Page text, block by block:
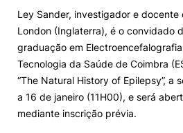
Cooperação Internacional
Sugestões, Elogios, Reclamações
©2026 Instituto Politécnico de Coimbra.
Ley Sander, investigador e docente
London (Inglaterra), é o convidado
graduação em
Tecnologia da Saúde de Coimbra
“The Natural History of Epilepsy”, a
a 16 de janeiro (11H00), e será
mediante inscrição prévia.